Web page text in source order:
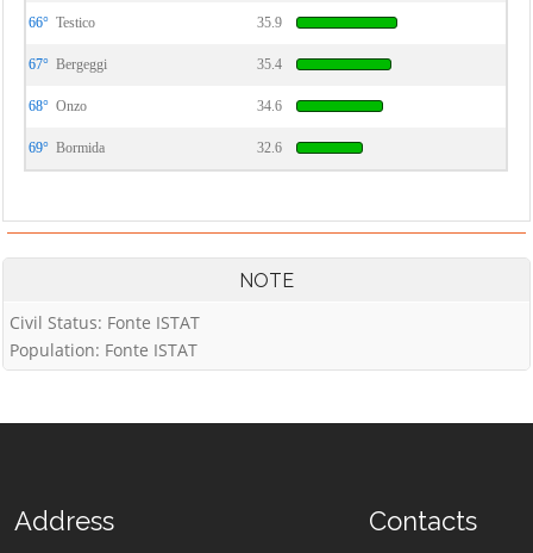
66° Testico 35.9
67° Bergeggi 35.4
68° Onzo 34.6
69° Bormida 32.6
NOTE
Civil Status: Fonte ISTAT
Population: Fonte ISTAT
Address Contacts